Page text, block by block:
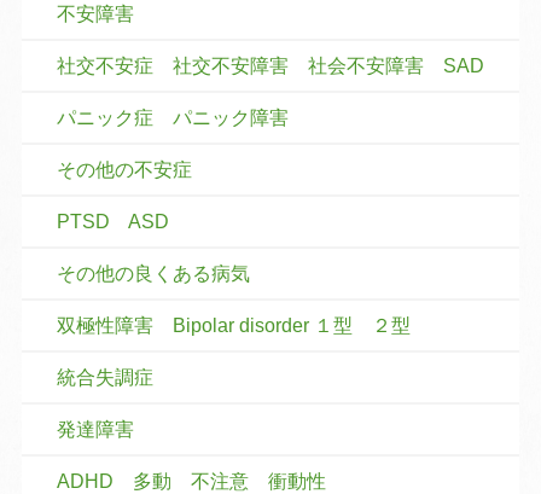
不安障害
社交不安症 社交不安障害 社会不安障害 SAD
パニック症 パニック障害
その他の不安症
PTSD ASD
その他の良くある病気
双極性障害 Bipolar disorder １型 ２型
統合失調症
発達障害
ADHD 多動 不注意 衝動性